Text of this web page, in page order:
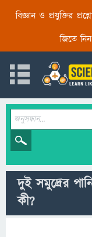
বিজ্ঞান ও প্রযুক্তির
জিতে
দুই সমুদ্রের
কী?